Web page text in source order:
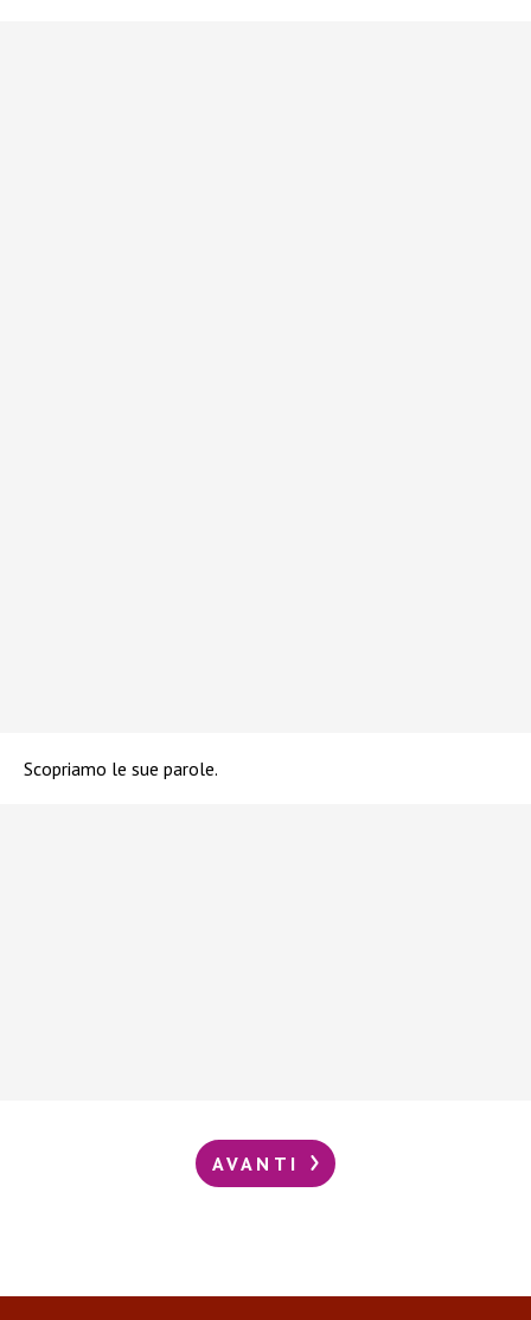
Scopriamo le sue parole.
AVANTI